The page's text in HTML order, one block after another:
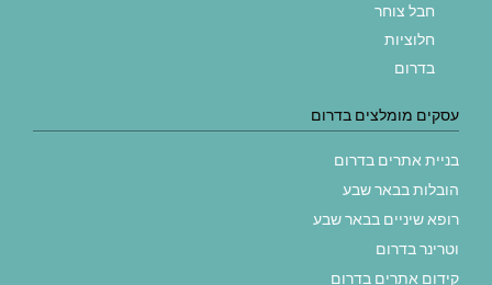
חבל צוחר
חלוציות
בדרום
עסקים מומלצים בדרום
בניית אתרים בדרום
הובלות בבאר שבע
רופא שיניים בבאר שבע
וטרינר בדרום
קידום אתרים בדרום